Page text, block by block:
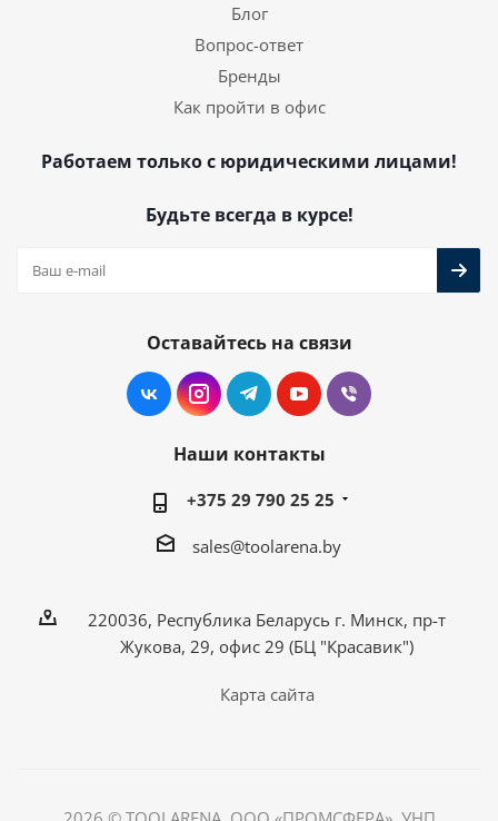
Блог
Вопрос-ответ
Бренды
Как пройти в офис
Работаем только с юридическими лицами!
Будьте всегда в курсе!
Оставайтесь на связи
Наши контакты
+375 29 790 25 25
sales@toolarena.by
220036, Республика Беларусь г. Минск, пр-т
Жукова, 29, офис 29 (БЦ "Красавик")
Карта сайта